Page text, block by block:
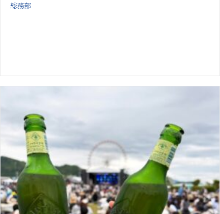
総務部